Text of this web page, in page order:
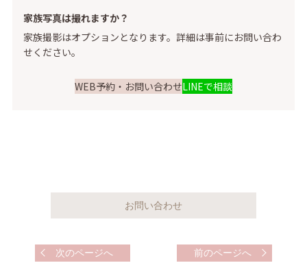
家族写真は撮れますか？
家族撮影はオプションとなります。詳細は事前にお問い合わ
せください。
WEB予約・お問い合わせLINEで相談
次のページへ 前のページへ